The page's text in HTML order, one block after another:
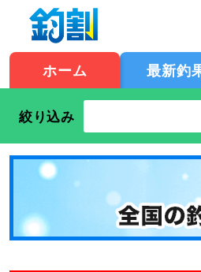
ホーム 最新釣
絞り込み